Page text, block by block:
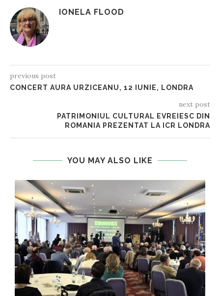
IONELA FLOOD
previous post
CONCERT AURA URZICEANU, 12 IUNIE, LONDRA
next post
PATRIMONIUL CULTURAL EVREIESC DIN
ROMANIA PREZENTAT LA ICR LONDRA
YOU MAY ALSO LIKE